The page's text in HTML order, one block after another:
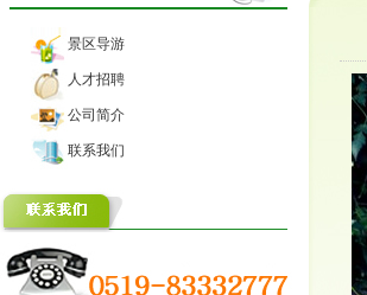
景区导游
人才招聘
公司简介
联系我们